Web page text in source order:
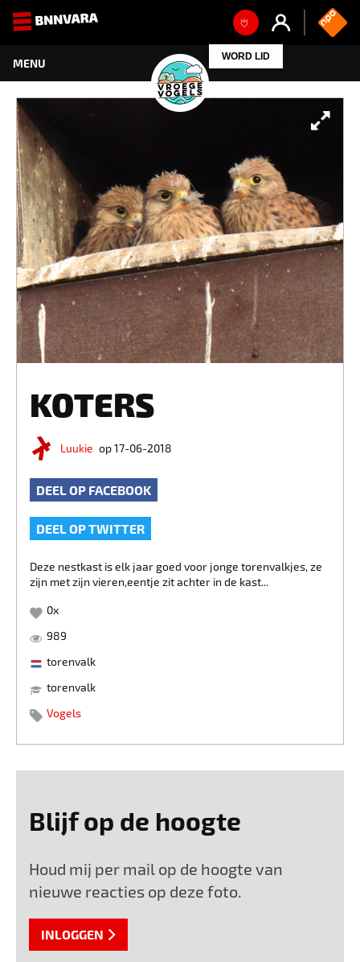
WORD LID
KOTERS
Luukie op 17-06-2018
DEEL OP FACEBOOK
DEEL OP TWITTER
Deze nestkast is elk jaar goed voor jonge torenvalkjes, ze
zijn met zijn vieren,eentje zit achter in de kast...
0x
989
torenvalk
torenvalk
Vogels
Blijf op de hoogte
Houd mij per mail op de hoogte van
nieuwe reacties op deze foto.
INLOGGEN